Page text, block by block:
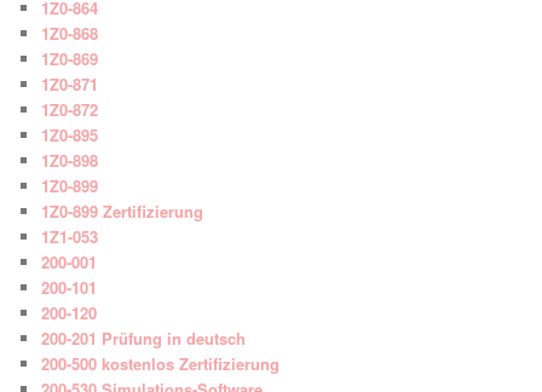
1Z0-864
1Z0-868
1Z0-869
1Z0-871
1Z0-872
1Z0-895
1Z0-898
1Z0-899
1Z0-899 Zertifizierung
1Z1-053
200-001
200-101
200-120
200-201 Prüfung in deutsch
200-500 kostenlos Zertifizierung